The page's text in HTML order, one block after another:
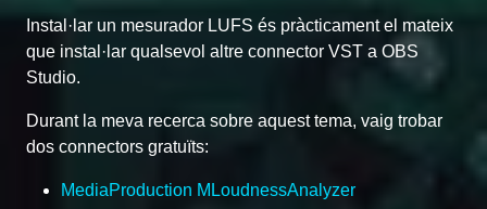
Instal·lar un mesurador LUFS és pràcticament el mateix
que instal·lar qualsevol altre connector VST a OBS
Studio.
Durant la meva recerca sobre aquest tema, vaig trobar
dos connectors gratuïts:
MediaProduction MLoudnessAnalyzer